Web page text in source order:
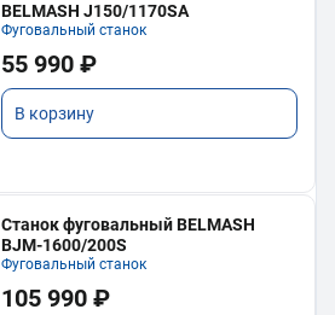
BELMASH J150/1170SA
Фуговальный станок
55 990 ₽
В корзину
Станок фуговальный BELMASH
BJM-1600/200S
Фуговальный станок
105 990 ₽